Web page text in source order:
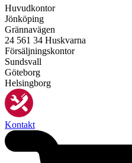
Huvudkontor
Jönköping
Grännavägen
24 561 34 Huskvarna
Försäljningskontor
Sundsvall
Göteborg
Helsingborg
Kontakt